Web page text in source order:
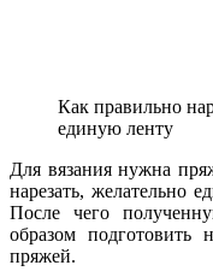
Как правильно
единую ленту
Для вязания нужна
нарезать, желательно
После чего
образом подготовить
пряжей.